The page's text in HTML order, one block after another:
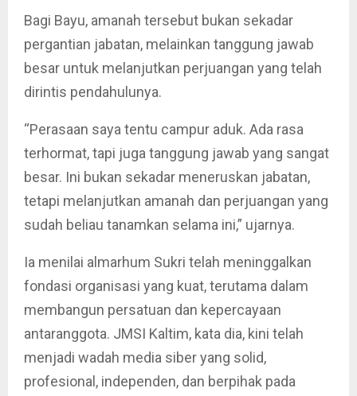
Bagi Bayu, amanah tersebut bukan sekadar
pergantian jabatan, melainkan tanggung jawab
besar untuk melanjutkan perjuangan yang telah
dirintis pendahulunya.
“Perasaan saya tentu campur aduk. Ada rasa
terhormat, tapi juga tanggung jawab yang sangat
besar. Ini bukan sekadar meneruskan jabatan,
tetapi melanjutkan amanah dan perjuangan yang
sudah beliau tanamkan selama ini,” ujarnya.
Ia menilai almarhum Sukri telah meninggalkan
fondasi organisasi yang kuat, terutama dalam
membangun persatuan dan kepercayaan
antaranggota. JMSI Kaltim, kata dia, kini telah
menjadi wadah media siber yang solid,
profesional, independen, dan berpihak pada